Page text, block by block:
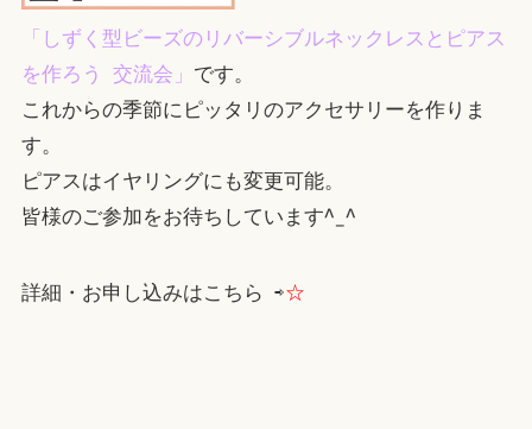
「しずく型ビーズのリバーシブルネックレスとピアス
を作ろう 交流会」 です。
これからの季節にピッタリのアクセサリーを作りま
す。
ピアスはイヤリングにも変更可能。
皆様のご参加をお待ちしています^_^
詳細・お申し込みはこちら ⇨☆